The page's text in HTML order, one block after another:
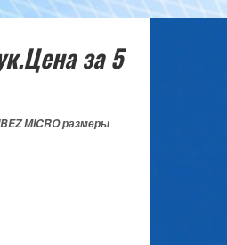
за 5
MICRO размеры